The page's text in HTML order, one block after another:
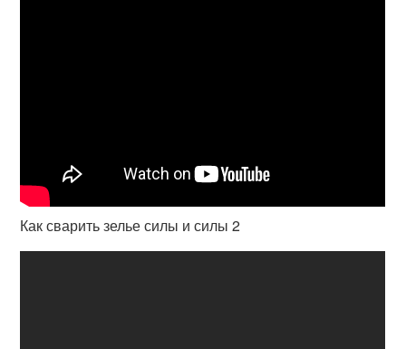
Как сварить зелье силы и силы 2